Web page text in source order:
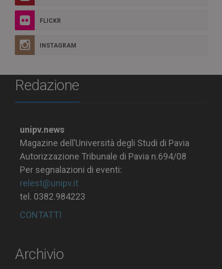
FLICKR
INSTAGRAM
Redazione
unipv.news
Magazine dell’Università degli Studi di Pavia
Autorizzazione Tribunale di Pavia n.694/08
Per segnalazioni di eventi:
relest@unipv.it
tel. 0382.984223
CONTATTI
Archivio